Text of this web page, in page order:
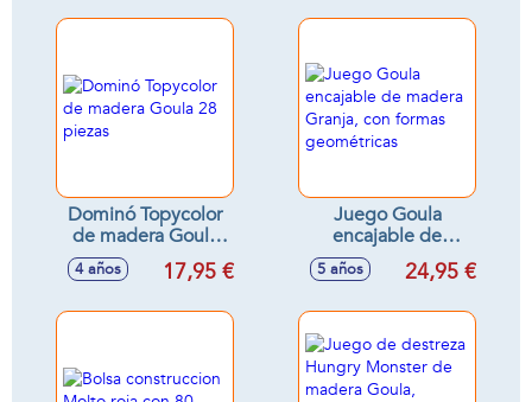
Dominó Topycolor
de madera Goula
28 piezas
4 años 17,95 €
Juego Goula
encajable de
madera Granja, con
formas geométricas
5 años 24,95 €